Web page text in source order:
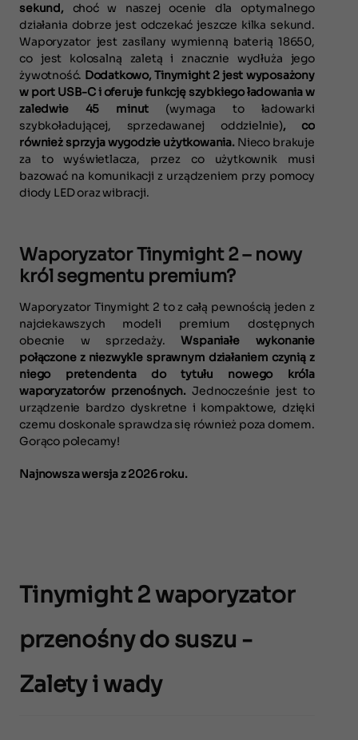
sekund, choć w naszej ocenie dla optymalnego
działania dobrze jest odczekać jeszcze kilka sekund.
Waporyzator jest zasilany wymienną baterią 18650,
co jest kolosalną zaletą i znacznie wydłuża jego
żywotność. Dodatkowo, Tinymight 2 jest wyposażony
w port USB-C i oferuje funkcję szybkiego ładowania w
zaledwie 45 minut (wymaga to ładowarki
szybkoładującej, sprzedawanej oddzielnie), co
również sprzyja wygodzie użytkowania. Nieco brakuje
za to wyświetlacza, przez co użytkownik musi
bazować na komunikacji z urządzeniem przy pomocy
diody LED oraz wibracji.
Waporyzator Tinymight 2 – nowy
król segmentu premium?
Waporyzator Tinymight 2 to z całą pewnością jeden z
najciekawszych modeli premium dostępnych
obecnie w sprzedaży.Wspaniałe wykonanie
połączone z niezwykle sprawnym działaniem czynią z
niego pretendenta do tytułu nowego króla
waporyzatorów przenośnych.Jednocześnie jest to
urządzenie bardzo dyskretne i kompaktowe, dzięki
czemu doskonale sprawdza się również poza domem.
Gorąco polecamy!
Najnowsza wersja z 2026 roku.
Tinymight 2 waporyzator
przenośny do suszu -
Zalety i wady